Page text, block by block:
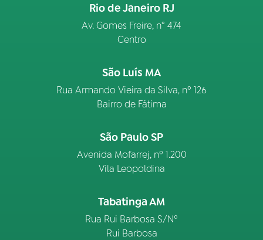
Rio de Janeiro RJ
Av. Gomes Freire, n° 474
Centro
São Luís MA
Rua Armando Vieira da Silva, nº 126
Bairro de Fátima
São Paulo SP
Avenida Mofarrej, nº 1.200
Vila Leopoldina
Tabatinga AM
Rua Rui Barbosa S/Nº
Rui Barbosa